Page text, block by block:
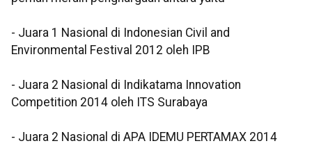
- Juara 1 Nasional di Indonesian Civil and
Environmental Festival 2012 oleh IPB
- Juara 2 Nasional di Indikatama Innovation
Competition 2014 oleh ITS Surabaya
- Juara 2 Nasional di APA IDEMU PERTAMAX 2014